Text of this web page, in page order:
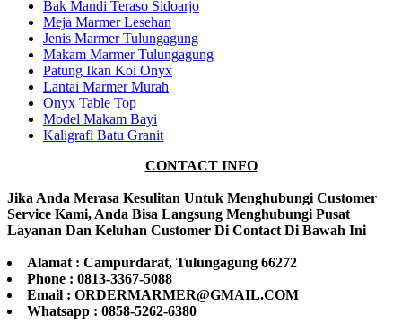
Bak Mandi Teraso Sidoarjo
Meja Marmer Lesehan
Jenis Marmer Tulungagung
Makam Marmer Tulungagung
Patung Ikan Koi Onyx
Lantai Marmer Murah
Onyx Table Top
Model Makam Bayi
Kaligrafi Batu Granit
CONTACT INFO
Jika Anda Merasa Kesulitan Untuk Menghubungi Customer
Service Kami, Anda Bisa Langsung Menghubungi Pusat
Layanan Dan Keluhan Customer Di Contact Di Bawah Ini
Alamat : Campurdarat, Tulungagung 66272
Phone : 0813-3367-5088
Email : ORDERMARMER@GMAIL.COM
Whatsapp : 0858-5262-6380